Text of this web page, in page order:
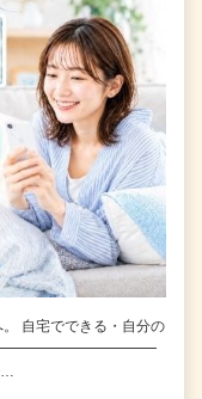
自宅でできる・自分の
━━━━━━━━━━━━━━